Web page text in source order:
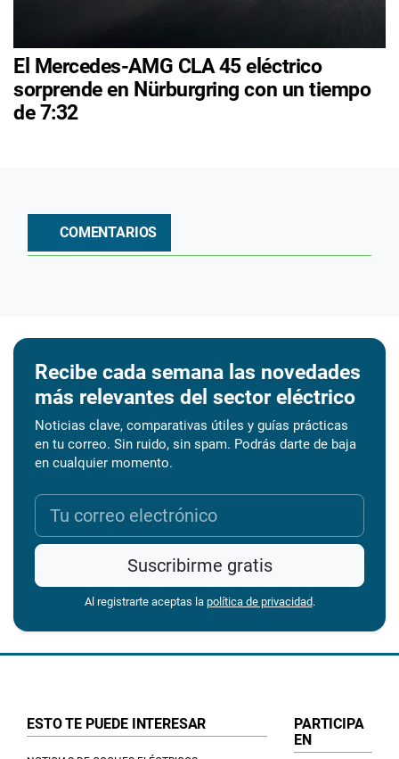
El Mercedes-AMG CLA 45 eléctrico
sorprende en Nürburgring con un tiempo
de 7:32
COMENTARIOS
Recibe cada semana las novedades
más relevantes del sector eléctrico
Noticias clave, comparativas útiles y guías prácticas
en tu correo. Sin ruido, sin spam. Podrás darte de baja
en cualquier momento.
Suscribirme gratis
Al registrarte aceptas la política de privacidad.
ESTO TE PUEDE INTERESAR
PARTICIPA
EN